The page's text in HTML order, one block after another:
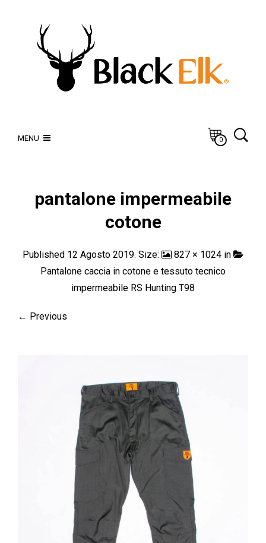
MENU 0
pantalone impermeabile
cotone
Published 12 Agosto 2019. Size: 827 × 1024 in
Pantalone caccia in cotone e tessuto tecnico
impermeabile RS Hunting T98
← Previous